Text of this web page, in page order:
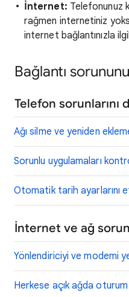
İnternet: Telefonunuz
rağmen internetiniz
internet bağlantınızla
Bağlantı
Telefon sorunlarını
Ağı silme ve yeniden
Sorunlu uygulamaları
Otomatik tarih ayarlarını
İnternet ve ağ
Yönlendiriciyi ve modemi
Herkese açık ağda